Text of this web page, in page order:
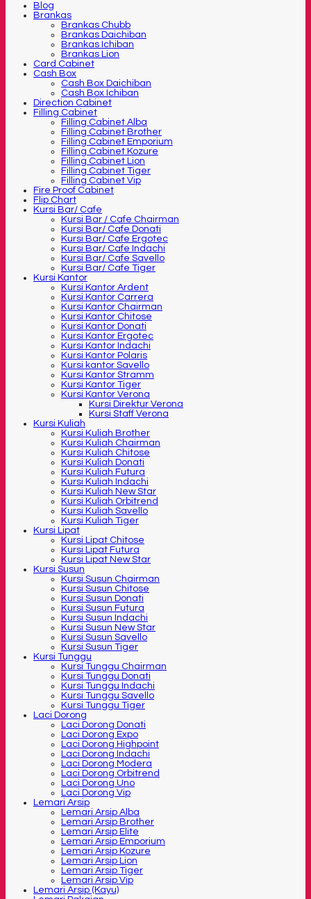
Blog
Brankas
Brankas Chubb
Brankas Daichiban
Brankas Ichiban
Brankas Lion
Card Cabinet
Cash Box
Cash Box Daichiban
Cash Box Ichiban
Direction Cabinet
Filling Cabinet
Filling Cabinet Alba
Filling Cabinet Brother
Filling Cabinet Emporium
Filling Cabinet Kozure
Filling Cabinet Lion
Filling Cabinet Tiger
Filling Cabinet Vip
Fire Proof Cabinet
Flip Chart
Kursi Bar/ Cafe
Kursi Bar / Cafe Chairman
Kursi Bar/ Cafe Donati
Kursi Bar/ Cafe Ergotec
Kursi Bar/ Cafe Indachi
Kursi Bar/ Cafe Savello
Kursi Bar/ Cafe Tiger
Kursi Kantor
Kursi Kantor Ardent
Kursi Kantor Carrera
Kursi Kantor Chairman
Kursi Kantor Chitose
Kursi Kantor Donati
Kursi Kantor Ergotec
Kursi Kantor Indachi
Kursi Kantor Polaris
Kursi kantor Savello
Kursi Kantor Stramm
Kursi Kantor Tiger
Kursi Kantor Verona
Kursi Direktur Verona
Kursi Staff Verona
Kursi Kuliah
Kursi Kuliah Brother
Kursi Kuliah Chairman
Kursi Kuliah Chitose
Kursi Kuliah Donati
Kursi Kuliah Futura
Kursi Kuliah Indachi
Kursi Kuliah New Star
Kursi Kuliah Orbitrend
Kursi Kuliah Savello
Kursi Kuliah Tiger
Kursi Lipat
Kursi Lipat Chitose
Kursi Lipat Futura
Kursi Lipat New Star
Kursi Susun
Kursi Susun Chairman
Kursi Susun Chitose
Kursi Susun Donati
Kursi Susun Futura
Kursi Susun Indachi
Kursi Susun New Star
Kursi Susun Savello
Kursi Susun Tiger
Kursi Tunggu
Kursi Tunggu Chairman
Kursi Tunggu Donati
Kursi Tunggu Indachi
Kursi Tunggu Savello
Kursi Tunggu Tiger
Laci Dorong
Laci Dorong Donati
Laci Dorong Expo
Laci Dorong Highpoint
Laci Dorong Indachi
Laci Dorong Modera
Laci Dorong Orbitrend
Laci Dorong Uno
Laci Dorong Vip
Lemari Arsip
Lemari Arsip Alba
Lemari Arsip Brother
Lemari Arsip Elite
Lemari Arsip Emporium
Lemari Arsip Kozure
Lemari Arsip Lion
Lemari Arsip Tiger
Lemari Arsip Vip
Lemari Arsip (Kayu)